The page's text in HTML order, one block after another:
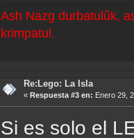
Ash Nazg durbatulûk,
krimpatul.
Re:Lego: La Isla
« Respuesta #3 en: Enero 29,
Si es solo el